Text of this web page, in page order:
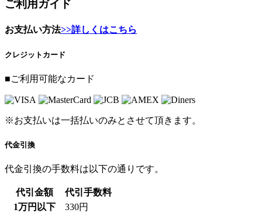
ご利用ガイド
お支払い方法>>詳しくはこちら
クレジットカード
■ご利用可能なカード
※お支払いは一括払いのみとさせて頂きます。
代金引換
代金引換の手数料は以下の通りです。
代引金額
代引手数料
1万円以下
330円